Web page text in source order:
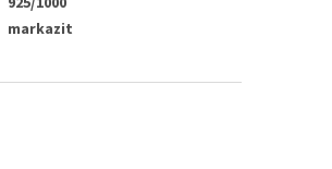
markazit